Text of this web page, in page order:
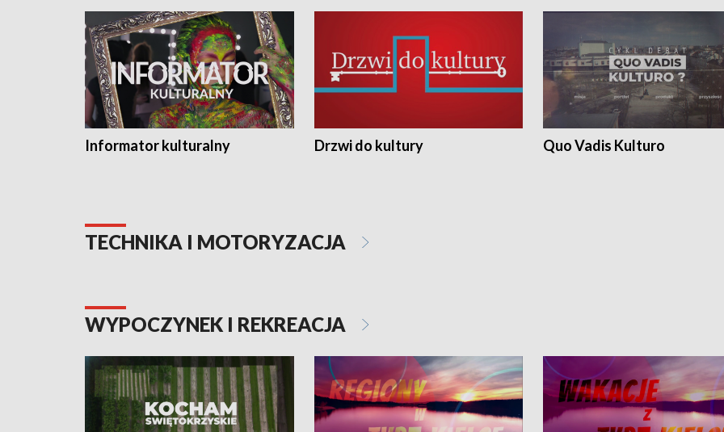
Informator kulturalny Drzwi do kultury Quo Vadis Kulturo
TECHNIKA I MOTORYZACJA
WYPOCZYNEK I REKREACJA